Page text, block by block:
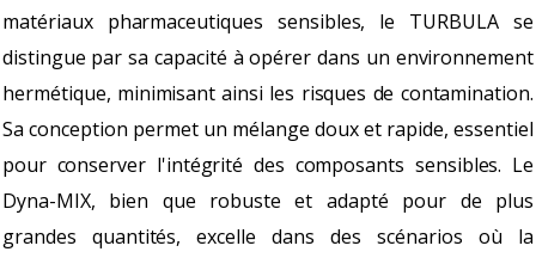
matériaux pharmaceutiques sensibles, le TURBULA se
distingue par sa capacité à opérer dans un environnement
hermétique, minimisant ainsi les risques de contamination.
Sa conception permet un mélange doux et rapide, essentiel
pour conserver l'intégrité des composants sensibles. Le
Dyna-MIX, bien que robuste et adapté pour de plus
grandes quantités, excelle dans des scénarios où la